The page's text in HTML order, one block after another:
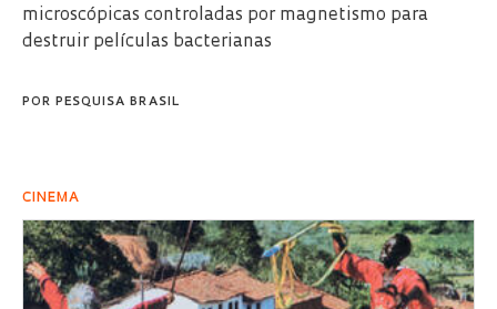
microscópicas controladas por magnetismo para
destruir películas bacterianas
POR PESQUISA BRASIL
CINEMA